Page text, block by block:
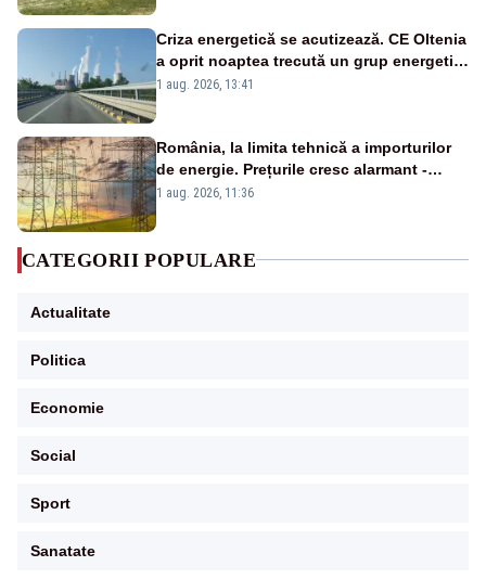
Criza energetică se acutizează. CE Oltenia
a oprit noaptea trecută un grup energetic
de la Rovinari
1 aug. 2026, 13:41
România, la limita tehnică a importurilor
de energie. Prețurile cresc alarmant -
Analiză Realitatea Plus
1 aug. 2026, 11:36
CATEGORII POPULARE
Actualitate
Politica
Economie
Social
Sport
Sanatate